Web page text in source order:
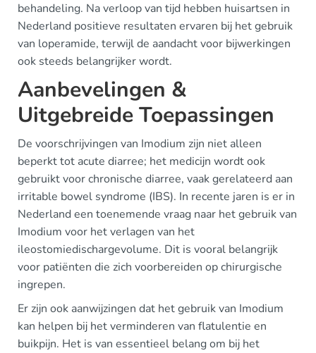
behandeling. Na verloop van tijd hebben huisartsen in
Nederland positieve resultaten ervaren bij het gebruik
van loperamide, terwijl de aandacht voor bijwerkingen
ook steeds belangrijker wordt.
Aanbevelingen &
Uitgebreide Toepassingen
De voorschrijvingen van Imodium zijn niet alleen
beperkt tot acute diarree; het medicijn wordt ook
gebruikt voor chronische diarree, vaak gerelateerd aan
irritable bowel syndrome (IBS). In recente jaren is er in
Nederland een toenemende vraag naar het gebruik van
Imodium voor het verlagen van het
ileostomiedischargevolume. Dit is vooral belangrijk
voor patiënten die zich voorbereiden op chirurgische
ingrepen.
Er zijn ook aanwijzingen dat het gebruik van Imodium
kan helpen bij het verminderen van flatulentie en
buikpijn. Het is van essentieel belang om bij het